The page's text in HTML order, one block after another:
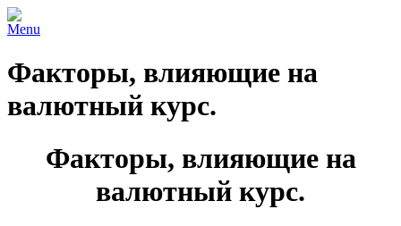
Menu
Факторы, влияющие на
валютный курс.
Факторы, влияющие на
валютный курс.